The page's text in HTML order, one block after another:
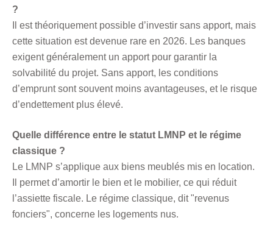
?
Il est théoriquement possible d’investir sans apport, mais
cette situation est devenue rare en 2026. Les banques
exigent généralement un apport pour garantir la
solvabilité du projet. Sans apport, les conditions
d’emprunt sont souvent moins avantageuses, et le risque
d’endettement plus élevé.
Quelle différence entre le statut LMNP et le régime
classique ?
Le LMNP s’applique aux biens meublés mis en location.
Il permet d’amortir le bien et le mobilier, ce qui réduit
l’assiette fiscale. Le régime classique, dit "revenus
fonciers", concerne les logements nus.